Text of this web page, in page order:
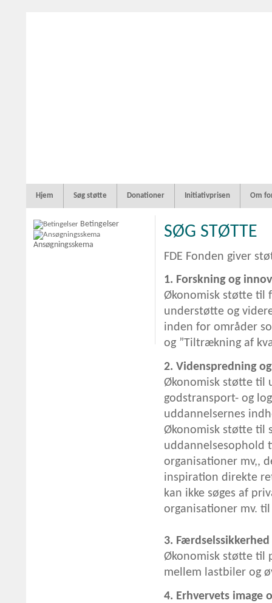
Hjem Søg støtte Donationer Initiativprisen Om
Betingelser
Ansøgningsskema
SØG STØTTE
FDE Fonden giver
1. Forskning og
Økonomisk støtte til
understøtte og
inden for områder
og ”Tiltrækning af
2. Videnspredning
Økonomisk støtte til
godstransport- og
uddannelsernes
Økonomisk støtte til
uddannelsesophold
organisationer mv,,
inspiration direkte
kan ikke søges af
organisationer mv.
3. Færdselssikkerhed
Økonomisk støtte til
mellem lastbiler og
4. Erhvervets image